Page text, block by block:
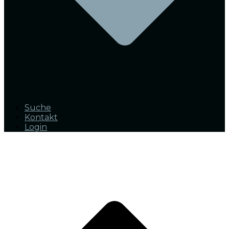
Suche
Kontakt
Login